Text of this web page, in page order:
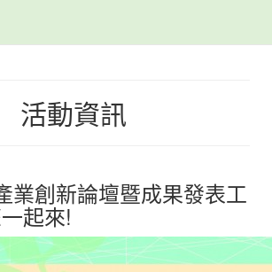
活動資訊
業創新論壇暨成果發表工
起來!